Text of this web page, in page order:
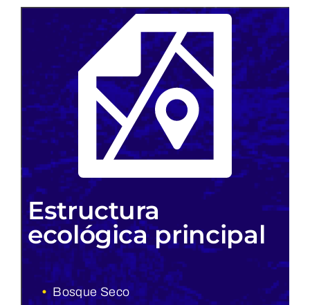
Estructura
ecológica principal
• Bosque Seco